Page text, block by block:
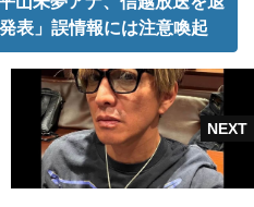
表」誤情報には注意喚起